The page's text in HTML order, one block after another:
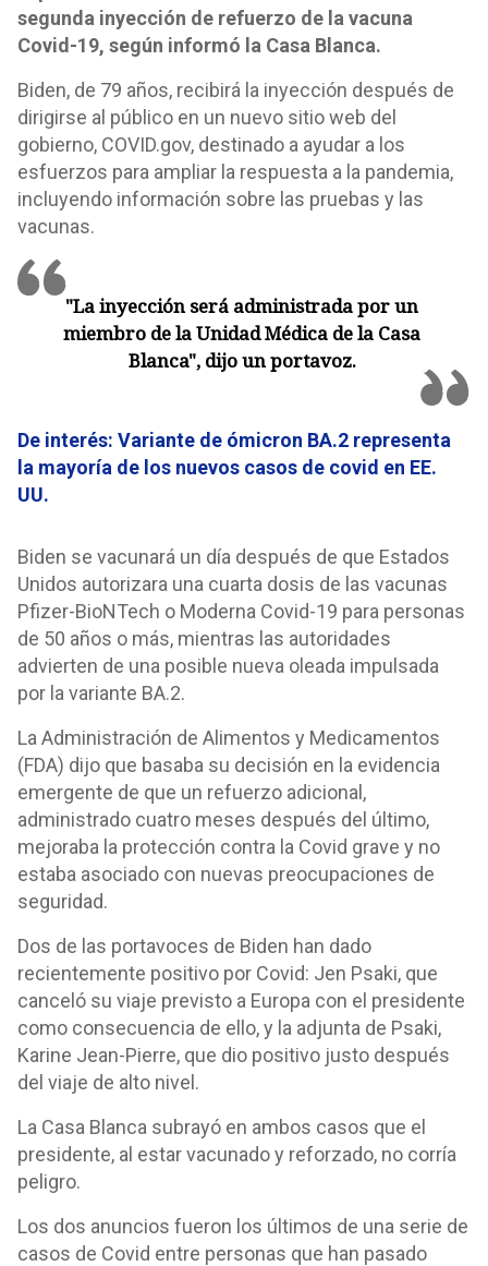
segunda inyección de refuerzo de la vacuna
Covid-19, según informó la Casa Blanca.
Biden, de 79 años, recibirá la inyección después de
dirigirse al público en un nuevo sitio web del
gobierno, COVID.gov, destinado a ayudar a los
esfuerzos para ampliar la respuesta a la pandemia,
incluyendo información sobre las pruebas y las
vacunas.
"La inyección será administrada por un
miembro de la Unidad Médica de la Casa
Blanca", dijo un portavoz.
De interés: Variante de ómicron BA.2 representa
la mayoría de los nuevos casos de covid en EE.
UU.
Biden se vacunará un día después de que Estados
Unidos autorizara una cuarta dosis de las vacunas
Pfizer-BioNTech o Moderna Covid-19 para personas
de 50 años o más, mientras las autoridades
advierten de una posible nueva oleada impulsada
por la variante BA.2.
La Administración de Alimentos y Medicamentos
(FDA) dijo que basaba su decisión en la evidencia
emergente de que un refuerzo adicional,
administrado cuatro meses después del último,
mejoraba la protección contra la Covid grave y no
estaba asociado con nuevas preocupaciones de
seguridad.
Dos de las portavoces de Biden han dado
recientemente positivo por Covid: Jen Psaki, que
canceló su viaje previsto a Europa con el presidente
como consecuencia de ello, y la adjunta de Psaki,
Karine Jean-Pierre, que dio positivo justo después
del viaje de alto nivel.
La Casa Blanca subrayó en ambos casos que el
presidente, al estar vacunado y reforzado, no corría
peligro.
Los dos anuncios fueron los últimos de una serie de
casos de Covid entre personas que han pasado